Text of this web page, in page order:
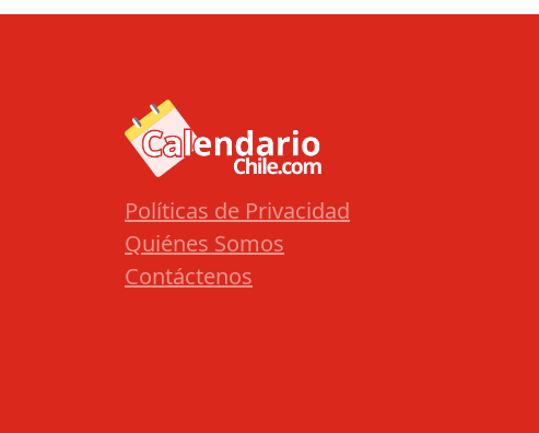
Políticas de Privacidad
Quiénes Somos
Contáctenos